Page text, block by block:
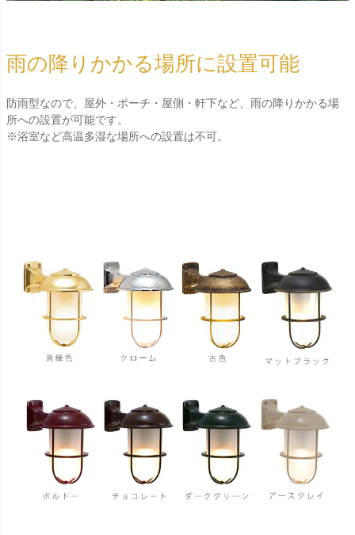
雨の降りかかる場所に設置可能
防雨型なので、屋外・ポーチ・屋側・軒下など、雨の降りかかる場
所への設置が可能です。
※浴室など高温多湿な場所への設置は不可。